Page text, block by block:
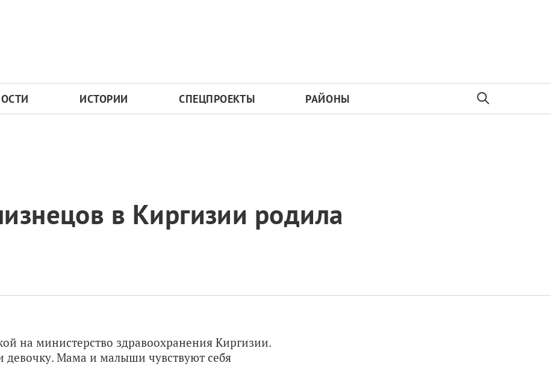
ИСТОРИИ СПЕЦПРОЕКТЫ РАЙОНЫ
в Киргизии родила
на министерство здравоохранения Киргизии.
Мама и малыши чувствуют себя